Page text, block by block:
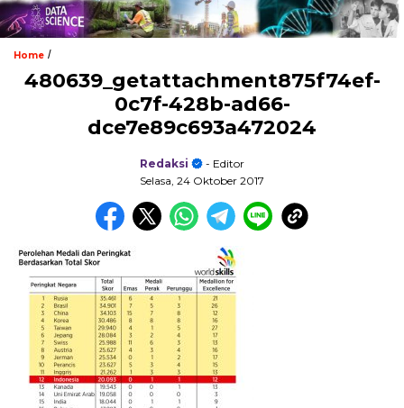
Home /
480639_getattachment875f74ef-
0c7f-428b-ad66-
dce7e89c693a472024
Redaksi
- Editor
Selasa, 24 Oktober 2017